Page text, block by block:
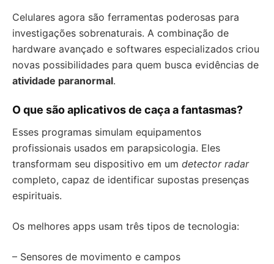
Celulares agora são ferramentas poderosas para
investigações sobrenaturais. A combinação de
hardware avançado e softwares especializados criou
novas possibilidades para quem busca evidências de
atividade paranormal.
O que são aplicativos de caça a fantasmas?
Esses programas simulam equipamentos
profissionais usados em parapsicologia. Eles
transformam seu dispositivo em um detector radar
completo, capaz de identificar supostas presenças
espirituais.
Os melhores apps usam três tipos de tecnologia:
– Sensores de movimento e campos